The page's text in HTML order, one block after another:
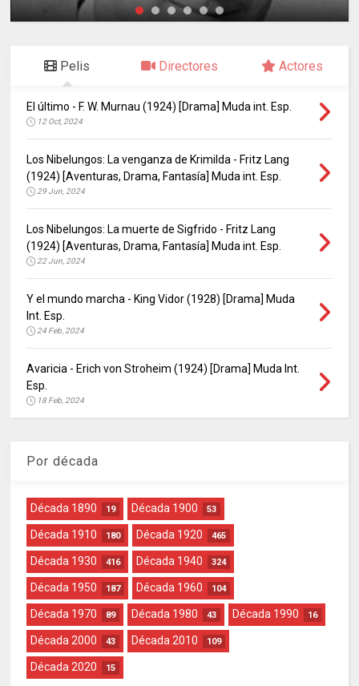
Pelis Directores Actores
El último - F. W. Murnau (1924) [Drama] Muda int. Esp.
12 Oct, 2024
Los Nibelungos: La venganza de Krimilda - Fritz Lang
(1924) [Aventuras, Drama, Fantasía] Muda int. Esp.
29 Jun, 2024
Los Nibelungos: La muerte de Sigfrido - Fritz Lang
(1924) [Aventuras, Drama, Fantasía] Muda int. Esp.
22 Jun, 2024
Y el mundo marcha - King Vidor (1928) [Drama] Muda
Int. Esp.
24 Feb, 2024
Avaricia - Erich von Stroheim (1924) [Drama] Muda Int.
Esp.
18 Feb, 2024
Por década
Década 1890 19 Década 1900 53
Década 1910 180 Década 1920 465
Década 1930 416 Década 1940 324
Década 1950 187 Década 1960 104
Década 1970 89 Década 1980 43 Década 1990 16
Década 2000 43 Década 2010 109
Década 2020 15